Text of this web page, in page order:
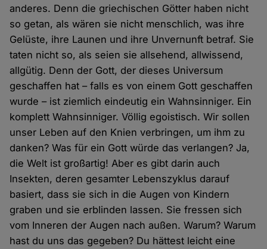
anderes. Denn die griechischen Götter haben nicht
so getan, als wären sie nicht menschlich, was ihre
Gelüste, ihre Launen und ihre Unvernunft betraf. Sie
taten nicht so, als seien sie allsehend, allwissend,
allgütig. Denn der Gott, der dieses Universum
geschaffen hat – falls es von einem Gott geschaffen
wurde – ist ziemlich eindeutig ein Wahnsinniger. Ein
komplett Wahnsinniger. Völlig egoistisch. Wir sollen
unser Leben auf den Knien verbringen, um ihm zu
danken? Was für ein Gott würde das verlangen? Ja,
die Welt ist großartig! Aber es gibt darin auch
Insekten, deren gesamter Lebenszyklus darauf
basiert, dass sie sich in die Augen von Kindern
graben und sie erblinden lassen. Sie fressen sich
vom Inneren der Augen nach außen. Warum? Warum
hast du uns das gegeben? Du hättest leicht eine